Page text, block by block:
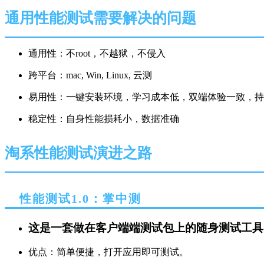
通用性能测试需要解决的问题
通用性：不root，不越狱，不侵入
跨平台：mac, Win, Linux, 云测
易用性：一键安装环境，学习成本低，双端体验一致，
稳定性：自身性能损耗小，数据准确
淘系性能测试演进之路
性能测试1.0：掌中测
这是一套做在客户端端测试包上的随身测试工具
优点：简单便捷，打开应用即可测试。